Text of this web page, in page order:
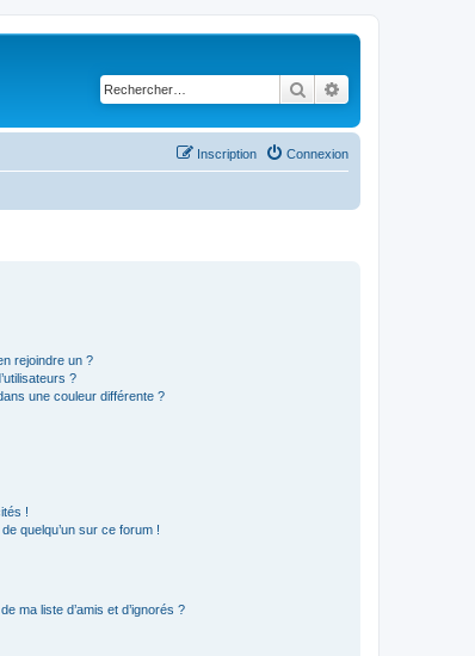
Rechercher
Connexion
Inscription
rejoindre un ?
?
une couleur différente ?
!
quelqu’un sur ce forum !
ma liste d’amis et d’ignorés ?